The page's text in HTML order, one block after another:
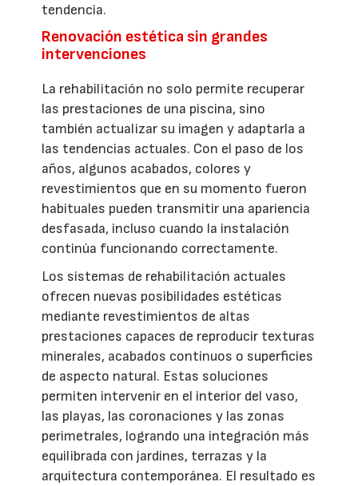
tendencia.
Renovación estética sin grandes
intervenciones
La rehabilitación no solo permite recuperar
las prestaciones de una piscina, sino
también actualizar su imagen y adaptarla a
las tendencias actuales. Con el paso de los
años, algunos acabados, colores y
revestimientos que en su momento fueron
habituales pueden transmitir una apariencia
desfasada, incluso cuando la instalación
continúa funcionando correctamente.
Los sistemas de rehabilitación actuales
ofrecen nuevas posibilidades estéticas
mediante revestimientos de altas
prestaciones capaces de reproducir texturas
minerales, acabados continuos o superficies
de aspecto natural. Estas soluciones
permiten intervenir en el interior del vaso,
las playas, las coronaciones y las zonas
perimetrales, logrando una integración más
equilibrada con jardines, terrazas y la
arquitectura contemporánea. El resultado es